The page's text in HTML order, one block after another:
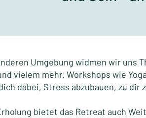
Umgebung widmen wir uns
vielem mehr. Workshops wie
dabei, Stress abzubauen, zu dir
bietet das Retreat auch